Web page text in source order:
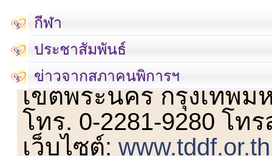
กีฬา
ประชาสัมพันธ์
ข่าวจากสภาคนพิการฯ
เลขที่ 23 ชั้น 2 ถนนวิ
เขตพระนคร กรุงเทพม
โทร. 0-2281-9280 โท
เว็บไซต์:www.tddf.or.th